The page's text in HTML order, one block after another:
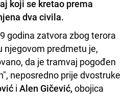
koji se kretao prema
dva civila.
godina zatvora zbog terora
njegovom predmetu je,
da je tramvaj pogođen
neposredno prije dvostruke
i Alen Gičević, obojica